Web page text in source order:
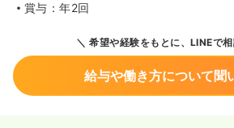
賞与：年2回
希望や経験をもとに、LINEで
給与や働き方について聞